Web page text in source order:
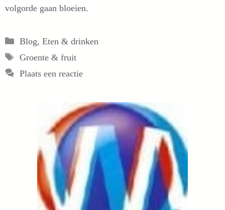
volgorde gaan bloeien.
Categorieën
Blog, Eten & drinken
Tags
Groente & fruit
Plaats een reactie